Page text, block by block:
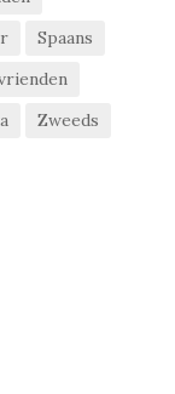
Spaans
Zweeds